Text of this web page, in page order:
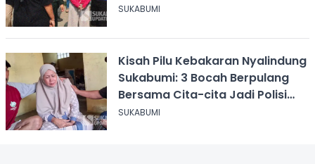
SUKABUMI
Kisah Pilu Kebakaran Nyalindung
Sukabumi: 3 Bocah Berpulang
Bersama Cita-cita Jadi Polisi
dan Guru
SUKABUMI